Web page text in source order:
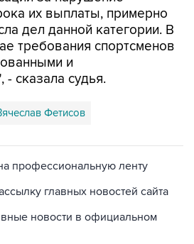
их выплаты, примерно
дел данной категории. В
требования спортсменов
и
- сказала судья.
Фетисов
профессиональную ленту
главных новостей сайта
новости в официальном